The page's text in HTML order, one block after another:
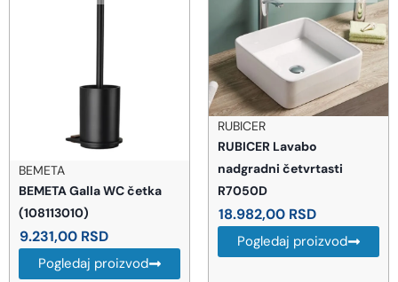
BEMETA
BEMETA Galla WC četka
(108113010)
9.231,00 RSD
Pogledaj proizvod
RUBICER
RUBICER Lavabo
nadgradni četvrtasti
R7050D
18.982,00 RSD
Pogledaj proizvod